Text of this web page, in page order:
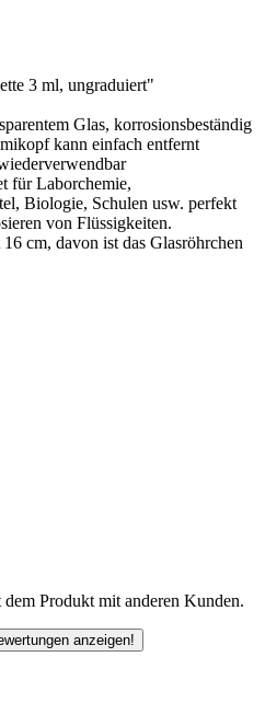
3 ml, ungraduiert"
Glas, korrosionsbeständig
kann einfach entfernt
für Laborchemie,
Biologie, Schulen usw. perfekt
von Flüssigkeiten.
cm, davon ist das Glasröhrchen
Produkt mit anderen Kunden.
anzeigen!